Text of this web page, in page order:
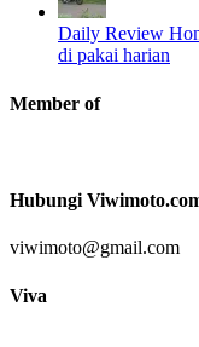
Daily Review
di pakai harian
Member of
Hubungi
viwimoto@gmail.com
Viva